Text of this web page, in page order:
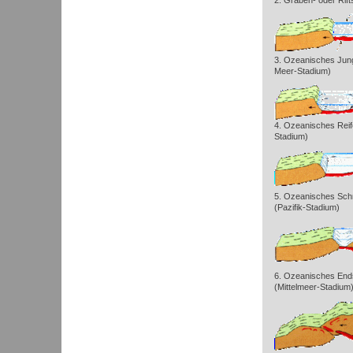
3. Ozeanisches
Meer-Stadium)
4. Ozeanisches
Stadium)
5. Ozeanisches
(Pazifik-Stadium)
6. Ozeanisches
(Mittelmeer-Stadium)